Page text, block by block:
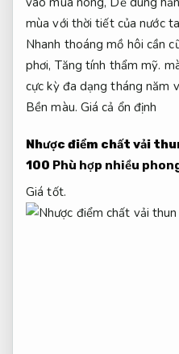
mùa với thời tiết của nước
Nhanh thoáng mồ hôi cần
phơi, Tăng tính thẩm mỹ.
cực kỳ đa dạng tháng năm
Bền màu. Giá cả ổn định
Nhược điểm chất vải
100 Phù hợp nhiều
Giá tốt.